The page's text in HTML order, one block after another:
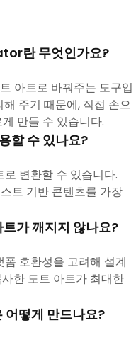
란 무엇인가요?
아트로 바꿔주는 도구입
주기 때문에, 직접 손으
만들 수 있습니다.
할 수 있나요?
변환할 수 있습니다.
트 기반 콘텐츠를 가장
가 깨지지 않나요?
호환성을 고려해 설계
한 도트 아트가 최대한
어떻게 만드나요?